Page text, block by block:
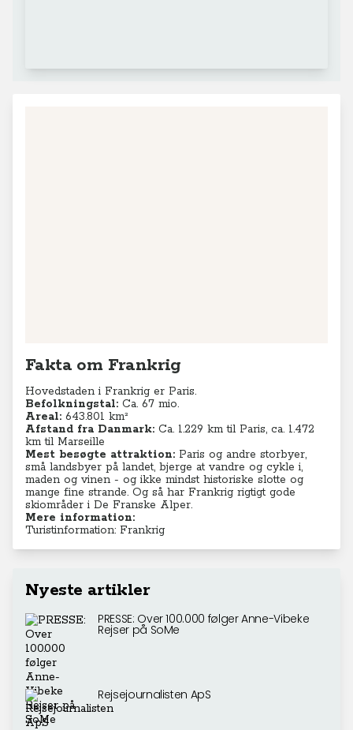
Fakta om Frankrig
Hovedstaden i Frankrig er Paris.
Befolkningstal: Ca. 67 mio.
Areal: 643.801 km²
Afstand fra Danmark: Ca. 1.229 km til Paris, ca. 1.472
km til Marseille
Mest besøgte attraktion: Paris og andre storbyer,
små landsbyer på landet, bjerge at vandre og cykle i,
maden og vinen - og ikke mindst historiske slotte og
mange fine strande. Og så har Frankrig rigtigt gode
skiområder i De Franske Alper.
Mere information:
Turistinformation: Frankrig
Nyeste artikler
PRESSE: Over 100.000 følger Anne-Vibeke
Rejser på SoMe
Rejsejournalisten ApS